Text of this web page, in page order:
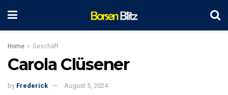
Home Geschäft
Carola Clüsener
by Frederick August 5, 2024